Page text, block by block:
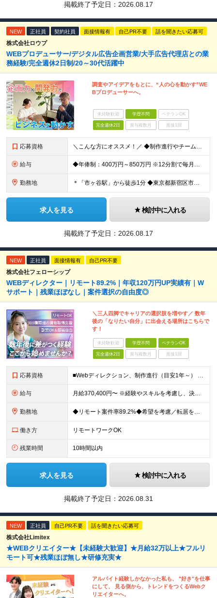
掲載終了予定日： 2026.08.17
NEW 正社員 契約社員 面接情報有 自己PR不要 話を聞きたい応募可
株式会社ロウプ
WEBプロデューサー/デジタル広告企画営業/大手広告代理店との業
務経験/完全週休2日制/20～30代活躍中
調査やアイデアをもとに、“人の心を動かす”WE
Bプロデューサーへ。
未経験歓迎 学歴不問 ベテランOK
完全週休2日 賞与複数月 面接1回
応募資格 ＼こんな方にオススメ！／ ◆制作進行やチームでのプロジェクト経験がある方 ◆クライアントや社内メンバーと円滑にコミュニケーションを取れる方 ◆デジタル制作進行やディレクションの実務経験をお持ちの方
給与 ◆年俸制：400万円～850万円 ※12分割で毎月支給 ※スキル・経験を考慮して決定いたします ※試用期間中6ヶ月あり（給与・待遇に差異ナシ） ※残業代については面接時にお伝えします
勤務地 ＊「市ヶ谷駅」から徒歩1分 ◆東京都新宿区市谷左内町5 4F (変更の範囲)上記を除く当社関連勤務地
求人を見る 検討中に入れる
掲載終了予定日： 2026.08.17
NEW 正社員 面接情報有 自己PR不要
株式会社フェローシップ
WEBディレクター｜リモート89.2%｜年収120万円UP実績有｜W
サポート｜残業ほぼなし｜案件選択の自由度◎
＼三人四脚でキャリアの選択肢を増やす／ 数年
後の「なりたい自分」に出会える場所はこちらで
す！
未経験歓迎 学歴不問 ベテランOK
完全週休2日 賞与複数月 面接1回
応募資格 ■Webディレクション、制作進行（目安1年～） ■学歴不問 ＼こんな方を求めています／ ◎将来的にPM・PMOへのステップアップや、事業会社への転籍を目指したい方 ◎クライアントや制作チームと連携し
給与 月給370,400円〜 ※経験やスキルを考慮し、決定いたします ※上記金額には固定残業代（30時間分/70,400円～）を含みます。超過分は別途全額支給いたします ※試用期間6カ月あり（期間中の給与・
勤務地 ◆リモート案件率89.2%◆希望を考慮／転居を伴う転勤なし 一都三県のクライアント先＋在宅勤務（案件により異なります） 【本社】東京都千代田区内幸町2-2-3 日比谷国際ビル3F (変更の範囲)上
働き方 リモートワークOK
残業時間 10時間以内
求人を見る 検討中に入れる
掲載終了予定日： 2026.08.31
NEW 正社員 自己PR不要 話を聞きたい応募可
株式会社Limitex
★WEBクリエイター★【未経験大歓迎】★月給32万以上★フルリ
モート可★残業ほぼ無し★研修充実★
アルバイト経験しかなかった私も、 "好き"を仕事
にして、 見る側から、トレンドをつくるWebク
リエイターへ。